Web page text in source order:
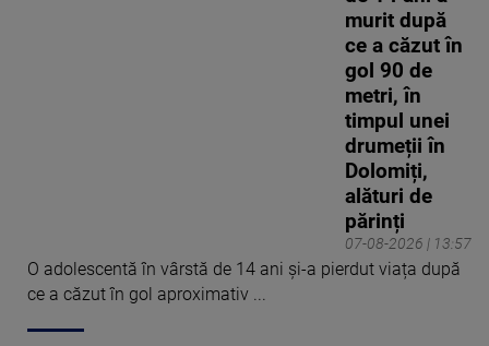
07-08-2026 | 13:57
murit după
ce a căzut în
gol 90 de
metri, în
timpul unei
drumeții în
Dolomiți,
alături de
părinți
O adolescentă în vârstă de 14 ani și-a pierdut viața după
ce a căzut în gol aproximativ ...